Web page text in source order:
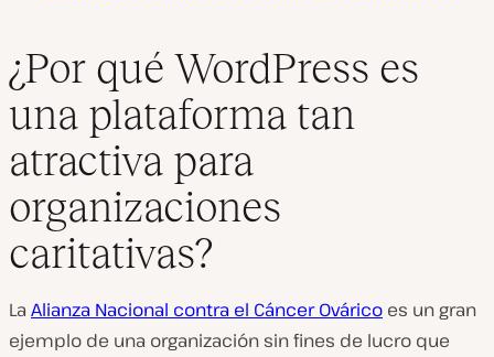
¿Por qué WordPress es
una plataforma tan
atractiva para
organizaciones
caritativas?
La Alianza Nacional contra el Cáncer Ovárico es un gran
ejemplo de una organización sin fines de lucro que